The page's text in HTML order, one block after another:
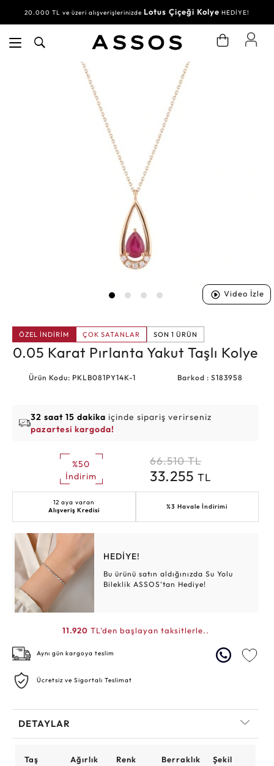
20.000 TL ve üzeri alışverişlerinizde Lotus Çiçeği Kolye HEDİYE!
Video İzle
ÖZEL İNDİRİM ÇOK SATANLAR SON 1 ÜRÜN
0.05 Karat Pırlanta Yakut Taşlı Kolye
Ürün Kodu: PKLB081PY14K-1 Barkod : S183958
32 saat 15 dakika içinde sipariş verirseniz
pazartesi kargoda!
%50
İndirim
66.510 TL
33.255TL
12 aya varan
Alışveriş Kredisi
%3 Havale İndirimi
HEDİYE!
Bu ürünü satın aldığınızda Su Yolu
Bileklik ASSOS’tan Hediye!
11.920 TL'den başlayan taksitlerle..
Aynı gün kargoya teslim
Ücretsiz ve Sigortalı Teslimat
DETAYLAR
Taş Ağırlık Renk Berraklık Şekil